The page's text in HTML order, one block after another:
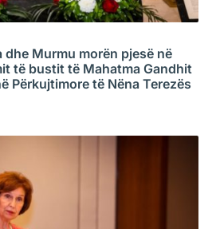
dhe Murmu morën pjesë në
të bustit të Mahatma Gandhit
Përkujtimore të Nëna Terezës